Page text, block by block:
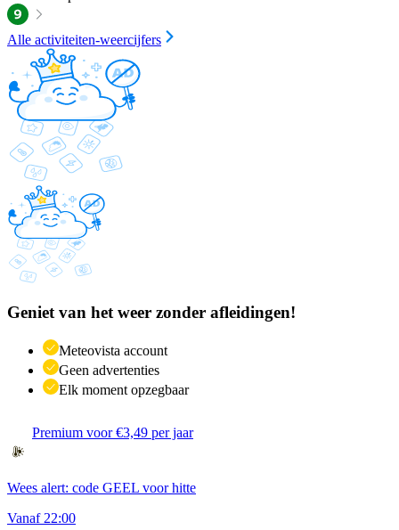
Alle activiteiten-weercijfers
Geniet van het weer zonder afleidingen!
Meteovista account
Geen advertenties
Elk moment opzegbaar
Premium voor €3,49 per jaar
Wees alert: code GEEL voor hitte
Vanaf 22:00